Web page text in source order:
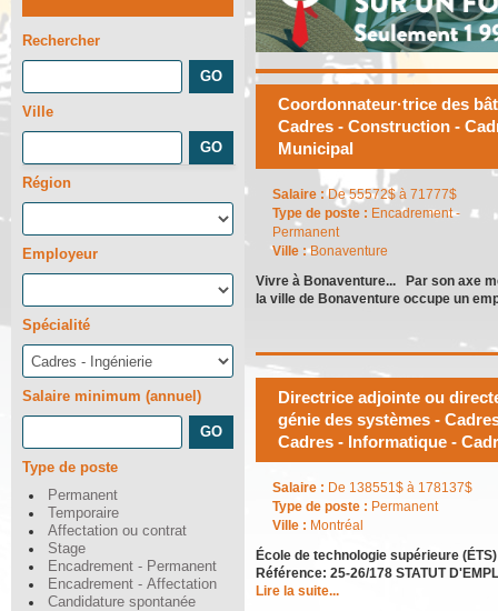
Rechercher
Ville
Région
Employeur
Spécialité
Salaire minimum (annuel)
Type de poste
Permanent
Temporaire
Affectation ou contrat
Stage
Encadrement - Permanent
Encadrement - Affectation
Candidature spontanée
Coordonnateur·trice des
Cadres - Construction -
Municipal
Salaire :De 55572$ à 71777$
Type de poste : Encadrement -
Permanent
Ville :Bonaventure
Vivre à Bonaventure... Par son axe
la ville de Bonaventure occupe un
Directrice adjointe ou
génie des systèmes -
Cadres - Informatique -
Salaire : De 138551$ à 178137$
Type de poste : Permanent
Ville : Montréal
École de technologie supérieure
Référence: 25-26/178 STATUT
Lire la suite...